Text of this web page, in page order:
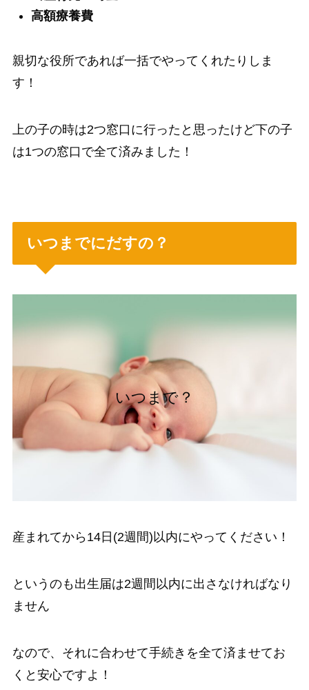
高額療養費
親切な役所であれば一括でやってくれたりしま
す！
上の子の時は2つ窓口に行ったと思ったけど下の子
は1つの窓口で全て済みました！
いつまでにだすの？
いつまで？
産まれてから14日(2週間)以内にやってください！
というのも出生届は2週間以内に出さなければなり
ません
なので、それに合わせて手続きを全て済ませてお
くと安心ですよ！